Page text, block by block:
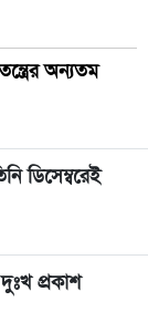
অন্যতম
ডিসেম্বরেই
প্রকাশ